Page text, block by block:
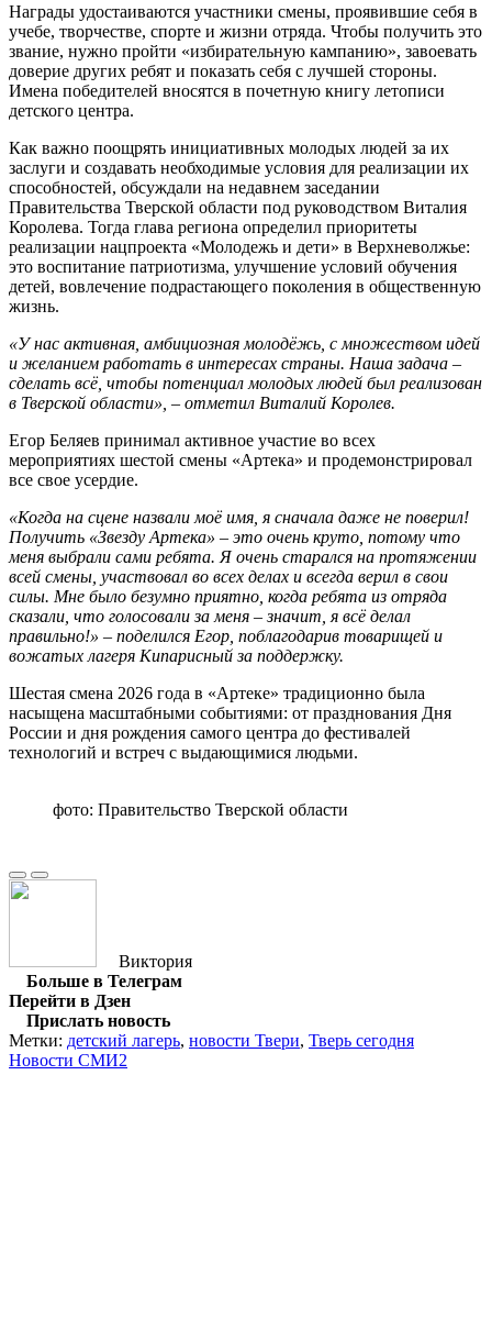
Награды удостаиваются участники смены, проявившие себя в
учебе, творчестве, спорте и жизни отряда. Чтобы получить это
звание, нужно пройти «избирательную кампанию», завоевать
доверие других ребят и показать себя с лучшей стороны.
Имена победителей вносятся в почетную книгу летописи
детского центра.
Как важно поощрять инициативных молодых людей за их
заслуги и создавать необходимые условия для реализации их
способностей, обсуждали на недавнем заседании
Правительства Тверской области под руководством Виталия
Королева. Тогда глава региона определил приоритеты
реализации нацпроекта «Молодежь и дети» в Верхневолжье:
это воспитание патриотизма, улучшение условий обучения
детей, вовлечение подрастающего поколения в общественную
жизнь.
«У нас активная, амбициозная молодёжь, с множеством идей
и желанием работать в интересах страны. Наша задача –
сделать всё, чтобы потенциал молодых людей был реализован
в Тверской области», – отметил Виталий Королев.
Егор Беляев принимал активное участие во всех
мероприятиях шестой смены «Артека» и продемонстрировал
все свое усердие.
«Когда на сцене назвали моё имя, я сначала даже не поверил!
Получить «Звезду Артека» – это очень круто, потому что
меня выбрали сами ребята. Я очень старался на протяжении
всей смены, участвовал во всех делах и всегда верил в свои
силы. Мне было безумно приятно, когда ребята из отряда
сказали, что голосовали за меня – значит, я всё делал
правильно!» – поделился Егор, поблагодарив товарищей и
вожатых лагеря Кипарисный за поддержку.
Шестая смена 2026 года в «Артеке» традиционно была
насыщена масштабными событиями: от празднования Дня
России и дня рождения самого центра до фестивалей
технологий и встреч с выдающимися людьми.
фото: Правительство Тверской области
Виктория
Больше в Телеграм
Перейти в Дзен
Прислать новость
Метки: детский лагерь, новости Твери, Тверь сегодня
Новости СМИ2